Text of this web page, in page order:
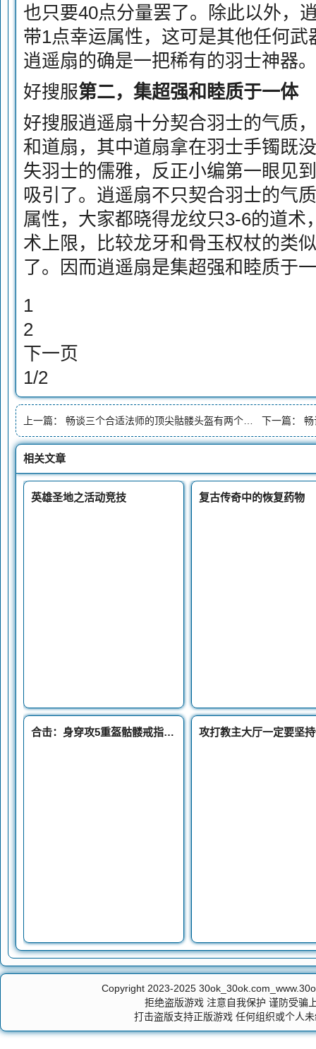
也只要40点分量罢了。除此以外，
带1点幸运属性，这可是其他任何
逍遥扇的确是一把稀有的羽士神器。
好搜服第二，集超强和睦质于一体
好搜服逍遥扇十分契合羽士的气质
和道扇，其中道扇拿在羽士手镯既
失羽士的儒雅，反正小编第一眼见
吸引了。逍遥扇不只契合羽士的气
属性，大家都晓得龙纹只3-6的道术
术上限，比较龙牙和骨玉权杖的类
了。因而逍遥扇是集超强和睦质于
1
2
下一页
1/2
上一篇： 畅谈三个合适法师的顶尖骷髅头盔有两个属性逾越星王 下一篇： 畅
相关文章
英雄圣地之活动竞技 复古传奇中的恢复药物
合击：身穿攻5重盔骷髅戒指分别加了5点和6点极品属性
Copyright 2023-2025
拒绝盗版游戏 注意自我保护 谨防受骗
打击盗版支持正版游戏 任何组织或个人